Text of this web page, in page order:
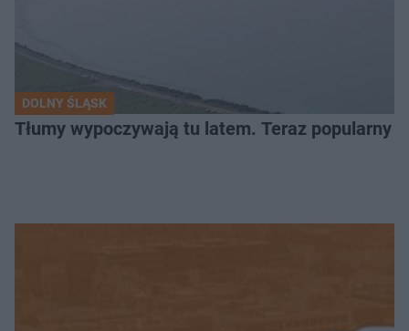
DOLNY ŚLĄSK
Tłumy wypoczywają tu latem. Teraz popularny